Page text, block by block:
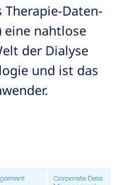
Daten-
eine nahtlose
der Dialyse
und ist das